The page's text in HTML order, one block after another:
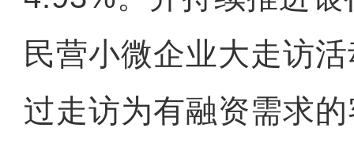
民营小微企业大走访
过走访为有融资需求